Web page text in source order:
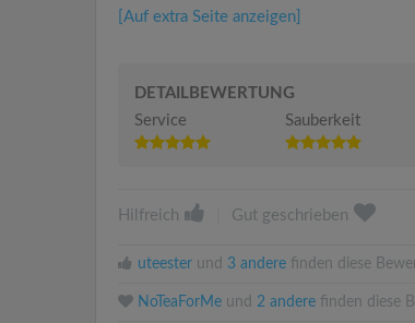
[Auf extra Seite anzeigen]
DETAILBEWERTUNG
Service
Sauberkeit
Hilfreich Gut geschrieben
uteester und 3 andere finden diese
NoTeaForMe und 2 andere finden diese